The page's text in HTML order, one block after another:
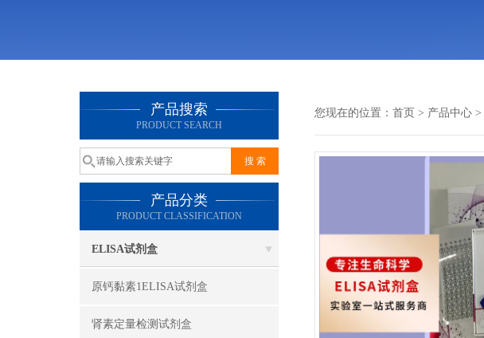
产品搜索
PRODUCT SEARCH
产品分类
PRODUCT CLASSIFICATION
ELISA试剂盒
原钙黏素1ELISA试剂盒
肾素定量检测试剂盒
您现在的位置： 首页 > 产品中心 >